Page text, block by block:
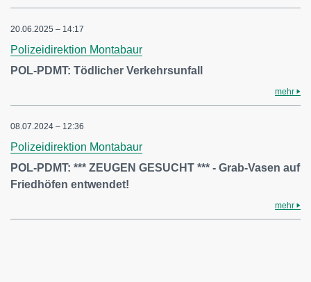
20.06.2025 – 14:17
Polizeidirektion Montabaur
POL-PDMT: Tödlicher Verkehrsunfall
mehr
08.07.2024 – 12:36
Polizeidirektion Montabaur
POL-PDMT: *** ZEUGEN GESUCHT *** - Grab-Vasen auf
Friedhöfen entwendet!
mehr